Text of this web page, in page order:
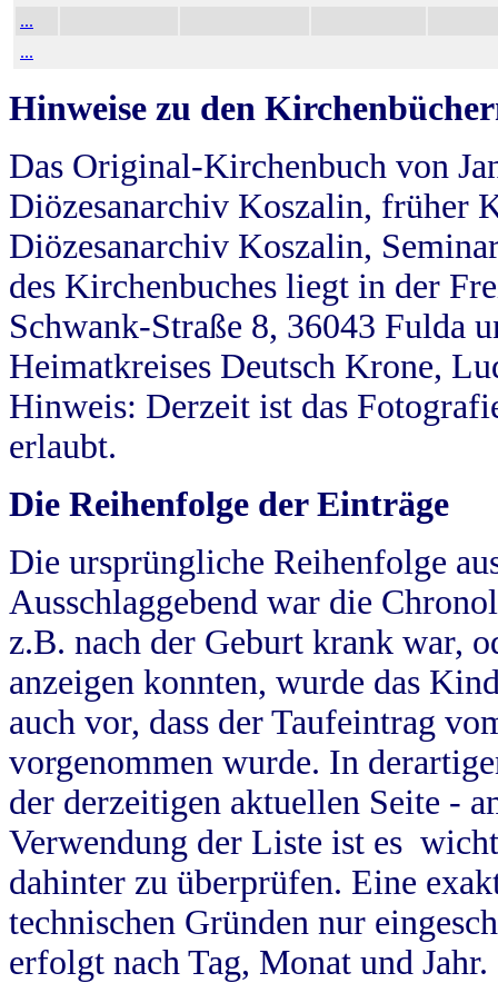
...
...
Hinweise zu den
Das Original-Kirchenbuch von
Diözesanarchiv Koszalin, früher
Diözesanarchiv Koszalin,
des Kirchenbuches liegt in der
Schwank-Straße 8, 36043 Fulda
Heimatkreises Deutsch Krone,
Hinweis: Derzeit ist das
erlaubt.
Die Reihenfolge der Einträge
Die ursprüngliche Reihenfolge
Ausschlaggebend war die
z.B. nach der Geburt krank war,
anzeigen konnten, wurde das
auch vor, dass der Taufeintrag
vorgenommen wurde. In
der derzeitigen aktuellen Seite -
Verwendung der Liste ist es
dahinter zu überprüfen. Eine
technischen Gründen nur
erfolgt nach Tag, Monat und Jahr.